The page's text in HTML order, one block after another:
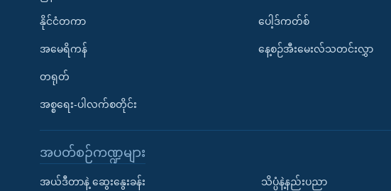
နိုင်ငံတကာ
အမေရိကန်
တရုတ်
အစ္စရေး-ပါလက်စတိုင်း
ပေါ့ဒ်ကတ်စ်
နေ့စဉ်အီးမေးလ်သတင်းလွှာ
အပတ်စဉ်ကဏ္ဍများ
အယ်ဒီတာနဲ့ ဆွေးနွေးခန်း သိပ္ပံနဲ့နည်းပညာ